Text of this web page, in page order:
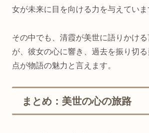
女が未来に目を向ける力を与えていま
その中でも、清霞が美世に語りかけ
が、彼女の心に響き、過去を振り切
点が物語の魅力と言えます。
まとめ：美世の心の旅路